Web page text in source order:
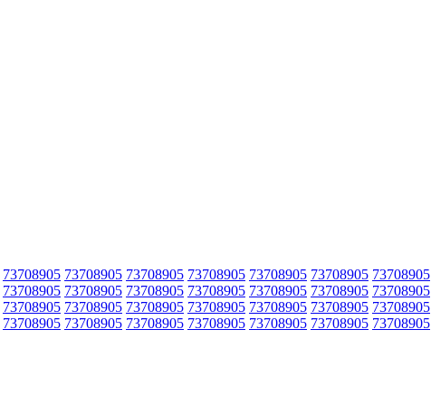
73708905 73708905 73708905 73708905 73708905 73708905 73708905
73708905 73708905 73708905 73708905 73708905 73708905 73708905
73708905 73708905 73708905 73708905 73708905 73708905 73708905
73708905 73708905 73708905 73708905 73708905 73708905 73708905